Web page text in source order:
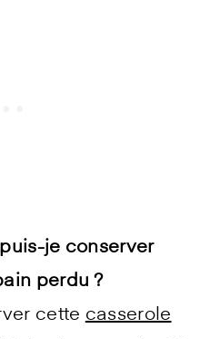
je conserver
perdu ?
cette casserole